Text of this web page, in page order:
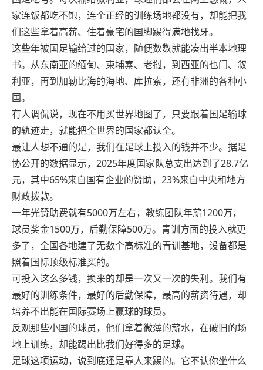
家连饭都吃不饱，连个正经的训练场地都没有，却能把我
们这些拿着高薪、住着豪宅的国脚踢得满地找牙。
这些年被国足输给过的国家，随便数数就能凑出半本地理
书。从东南亚的缅甸、柬埔寨、老挝，到西亚的也门、叙
利亚，再到加勒比海的海地、库拉索，还有非洲的各种小
国。
有人调侃说，现在不用买世界地图了，只要跟着国足输球
的轨迹走，就能把全世界的国家都认全。
最让人想不通的是，我们在足球上投入的钱并不少。据足
协公开的数据显示，2025年度国家队总支出达到了28.7亿
元，其中65%来自国有企业的赞助，23%来自中央和地方
财政拨款。
一年光赞助费就有5000万左右，教练团队年薪1200万，
球员奖金1500万，后勤保障500万。青训方面的投入就更
多了，全国各地建了无数个高标准的青训基地，设备都是
照着国际顶级标准买的。
可投入这么多钱，换来的却是一次又一次的失利。我们有
最好的训练条件，最好的后勤保障，最高的薪资待遇，却
培养不出能在国际赛场上赢球的球员。
反观那些小国的球员，他们拿着微薄的薪水，在破旧的场
地上训练，却能踢出比我们好得多的足球。
足球这项运动，说到底还是靠人来踢的。它不认你坐什么